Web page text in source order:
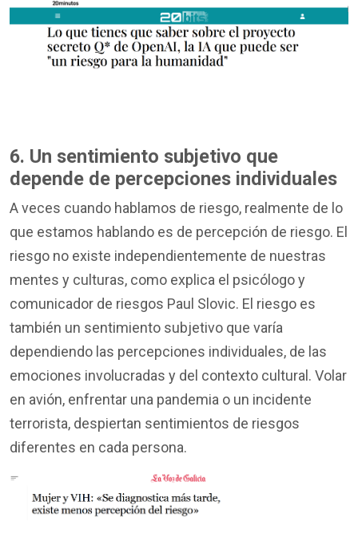
6. Un sentimiento subjetivo que
depende de percepciones individuales
A veces cuando hablamos de riesgo, realmente de lo
que estamos hablando es de percepción de riesgo. El
riesgo no existe independientemente de nuestras
mentes y culturas, como explica el psicólogo y
comunicador de riesgos Paul Slovic. El riesgo es
también un sentimiento subjetivo que varía
dependiendo las percepciones individuales, de las
emociones involucradas y del contexto cultural. Volar
en avión, enfrentar una pandemia o un incidente
terrorista, despiertan sentimientos de riesgos
diferentes en cada persona.